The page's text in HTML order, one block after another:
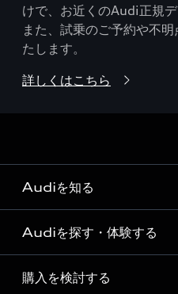
けで、お近くのAudi正規
また、試乗のご予約や不
たします。
詳しくはこちら
Audiを知る
Audi ブランド
Story of Progress
Audiを探す・体験する
ディーラー検索
購入を検討する